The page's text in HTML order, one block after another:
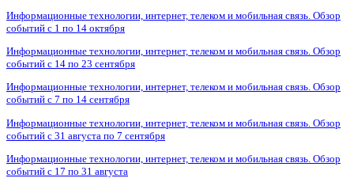
Информационные технологии, интернет, телеком и мобильная связь. Обзор
событий с 1 по 14 октября
Информационные технологии, интернет, телеком и мобильная связь. Обзор
событий с 14 по 23 сентября
Информационные технологии, интернет, телеком и мобильная связь. Обзор
событий с 7 по 14 сентября
Информационные технологии, интернет, телеком и мобильная связь. Обзор
событий с 31 августа по 7 сентября
Информационные технологии, интернет, телеком и мобильная связь. Обзор
событий с 17 по 31 августа